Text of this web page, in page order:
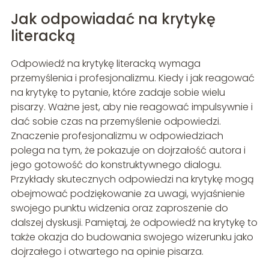
Jak odpowiadać na krytykę
literacką
Odpowiedź na krytykę literacką wymaga
przemyślenia i profesjonalizmu. Kiedy i jak reagować
na krytykę to pytanie, które zadaje sobie wielu
pisarzy. Ważne jest, aby nie reagować impulsywnie i
dać sobie czas na przemyślenie odpowiedzi.
Znaczenie profesjonalizmu w odpowiedziach
polega na tym, że pokazuje on dojrzałość autora i
jego gotowość do konstruktywnego dialogu.
Przykłady skutecznych odpowiedzi na krytykę mogą
obejmować podziękowanie za uwagi, wyjaśnienie
swojego punktu widzenia oraz zaproszenie do
dalszej dyskusji. Pamiętaj, że odpowiedź na krytykę to
także okazja do budowania swojego wizerunku jako
dojrzałego i otwartego na opinie pisarza.